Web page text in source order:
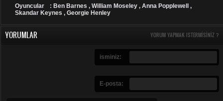
Oyuncular
: Ben Barnes , William Moseley , Anna Popplewell ,
Skandar Keynes , Georgie Henley
YORUMLAR YORUM YAPMAK ISTERMISINIZ ?
isminiz:
E-posta: